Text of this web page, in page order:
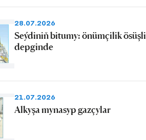
28.07.2026
Seýdiniň bitumy: önümçilik ösüşli
depginde
21.07.2026
Alkyşa mynasyp gazçylar